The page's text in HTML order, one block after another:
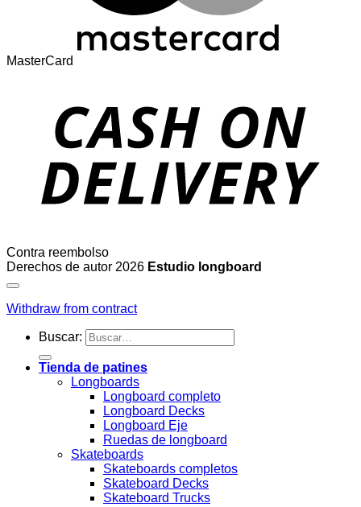
MasterCard
Contra reembolso
Derechos de autor 2026 Estudio longboard
Withdraw from contract
Buscar:
Tienda de patines
Longboards
Longboard completo
Longboard Decks
Longboard Eje
Ruedas de longboard
Skateboards
Skateboards completos
Skateboard Decks
Skateboard Trucks